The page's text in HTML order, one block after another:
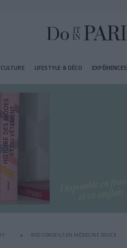
CULTURE LIFESTYLE & DÉCO EXPÉRIENCES
NOS CONSEILS EN MÉDECINE DOUCE